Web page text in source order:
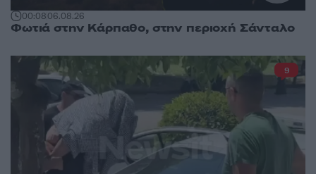
00:0806.08.26
Φωτιά στην Κάρπαθο, στην περιοχή Σάνταλο
9